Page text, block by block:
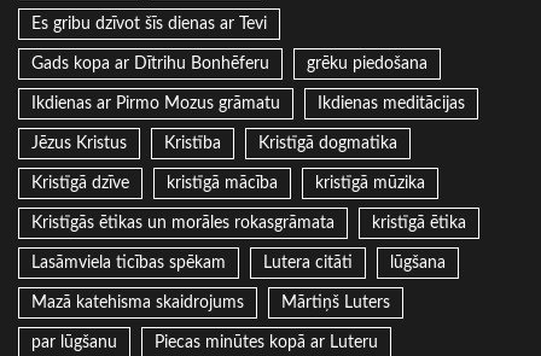
Es gribu dzīvot šīs dienas ar Tevi
Gads kopa ar Dītrihu Bonhēferu grēku piedošana
Ikdienas ar Pirmo Mozus grāmatu Ikdienas meditācijas
Jēzus Kristus Kristība Kristīgā dogmatika
Kristīgā dzīve kristīgā mācība kristīgā mūzika
Kristīgās ētikas un morāles rokasgrāmata kristīgā ētika
Lasāmviela ticības spēkam Lutera citāti lūgšana
Mazā katehisma skaidrojums Mārtiņš Luters
par lūgšanu Piecas minūtes kopā ar Luteru